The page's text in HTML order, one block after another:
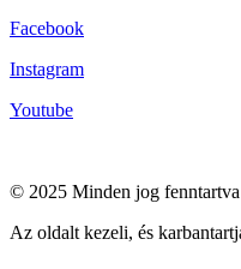
Facebook
Instagram
Youtube
© 2025 Minden jog fenntartva
Az oldalt kezeli, és